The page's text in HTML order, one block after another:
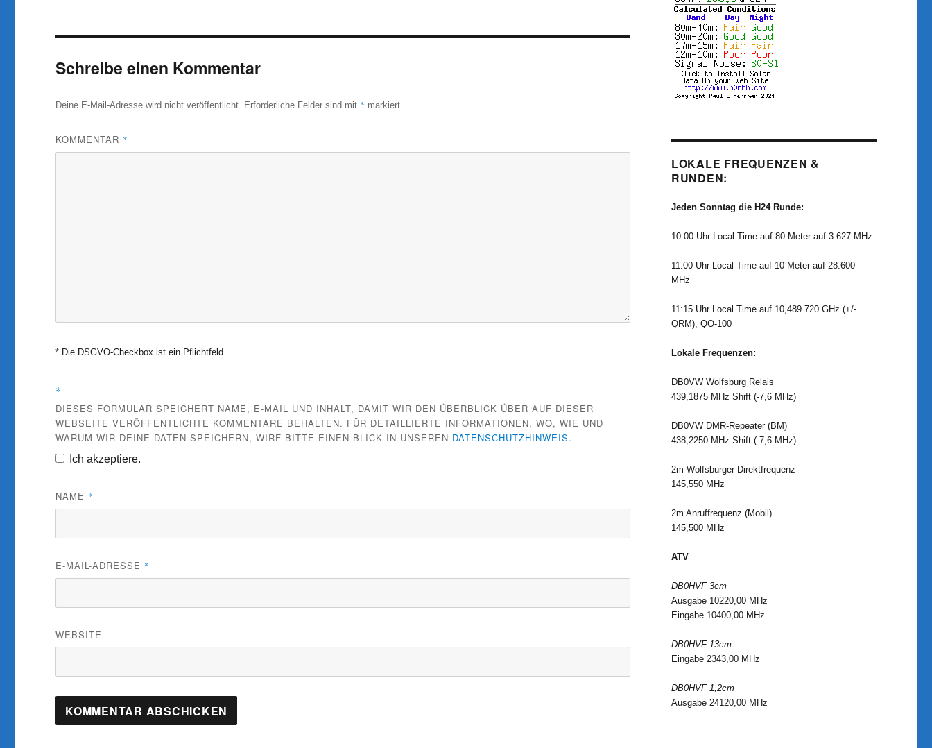
Schreibe einen Kommentar
Deine E-Mail-Adresse wird nicht veröffentlicht. Erforderliche Felder sind mit * markiert
KOMMENTAR *
* Die DSGVO-Checkbox ist ein Pflichtfeld
*
DIESES FORMULAR SPEICHERT NAME, E-MAIL UND INHALT, DAMIT WIR DEN ÜBERBLICK ÜBER AUF DIESER
WEBSEITE VERÖFFENTLICHTE KOMMENTARE BEHALTEN. FÜR DETAILLIERTE INFORMATIONEN, WO, WIE UND
WARUM WIR DEINE DATEN SPEICHERN, WIRF BITTE EINEN BLICK IN UNSEREN DATENSCHUTZHINWEIS.
Ich akzeptiere.
NAME *
E-MAIL-ADRESSE *
WEBSITE
LOKALE FREQUENZEN &
RUNDEN:
Jeden Sonntag die H24 Runde:
10:00 Uhr Local Time auf 80 Meter auf 3.627 MHz
11:00 Uhr Local Time auf 10 Meter auf 28.600
MHz
11:15 Uhr Local Time auf 10,489 720 GHz (+/-
QRM), QO-100
Lokale Frequenzen:
DB0VW Wolfsburg Relais
439,1875 MHz Shift (-7,6 MHz)
DB0VW DMR-Repeater (BM)
438,2250 MHz Shift (-7,6 MHz)
2m Wolfsburger Direktfrequenz
145,550 MHz
2m Anruffrequenz (Mobil)
145,500 MHz
ATV
DB0HVF 3cm
Ausgabe 10220,00 MHz
Eingabe 10400,00 MHz
DB0HVF 13cm
Eingabe 2343,00 MHz
DB0HVF 1,2cm
Ausgabe 24120,00 MHz